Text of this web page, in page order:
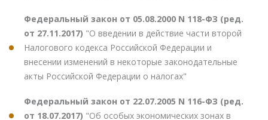
Федеральный закон от 05.08.2000 N 118-ФЗ (ред.
от 27.11.2017) "О введении в действие части второй
Налогового кодекса Российской Федерации и
внесении изменений в некоторые законодательные
акты Российской Федерации о налогах"
Федеральный закон от 22.07.2005 N 116-ФЗ (ред.
от 18.07.2017) "Об особых экономических зонах в